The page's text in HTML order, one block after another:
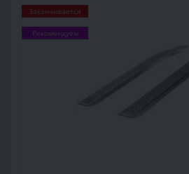
Заканчивается
Рекомендуем